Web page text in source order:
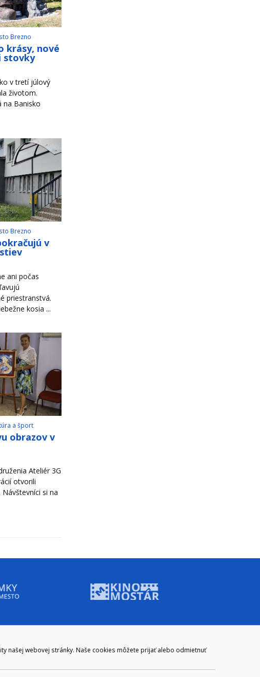
našej webovej stránky. Naše cookies môžete prijať alebo odmietnuť
Brezno
krásy, nové
stovky
v tretí júlový
životom.
na Banisko
Brezno
v
ani počas
priestranstvá.
kosia ...
a šport
obrazov v
Ateliér 3G
otvorili
si na
302
Mestský úrad Brezno